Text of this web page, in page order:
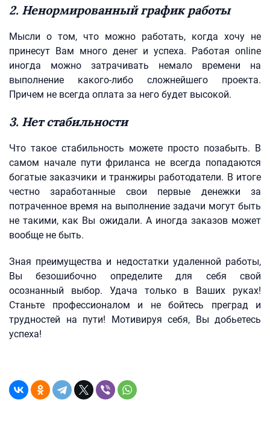
2. Ненормированный график работы
Мысли о том, что можно работать, когда хочу не
принесут Вам много денег и успеха. Работая online
иногда можно затрачивать немало времени на
выполнение какого-либо сложнейшего проекта.
Причем не всегда оплата за него будет высокой.
3. Нет стабильности
Что такое стабильность можете просто позабыть. В
самом начале пути фриланса не всегда попадаются
богатые заказчики и транжиры работодатели. В итоге
честно заработанные свои первые денежки за
потраченное время на выполнение задачи могут быть
не такими, как Вы ожидали. А иногда заказов может
вообще не быть.
Зная преимущества и недостатки удаленной работы,
Вы безошибочно определите для себя свой
осознанный выбор. Удача только в Ваших руках!
Станьте профессионалом и не бойтесь преград и
трудностей на пути! Мотивируя себя, Вы добьетесь
успеха!